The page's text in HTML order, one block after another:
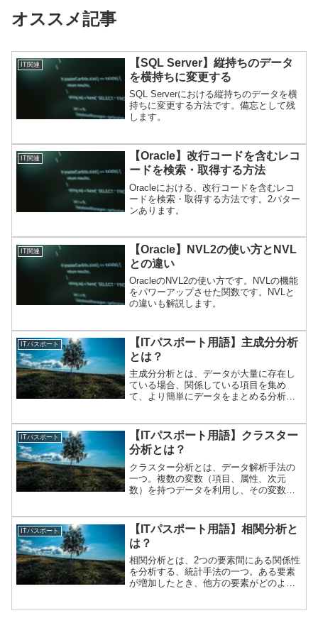
オススメ記事
IT関連
【SQL Server】縦持ちのデータ
を横持ちに変更する
SQL Serverにおける縦持ちのデータを横
持ちに変更する方法です。備忘として残
します。
IT関連
【Oracle】改行コードを含むレコ
ードを検索・取得する方法
Oracleにおける、改行コードを含むレコ
ードを検索・取得する方法です。2パター
ンあります。
IT関連
【Oracle】NVL2の使い方とNVL
との違い
OracleのNVL2の使い方です。NVLの機能
をパワーアップさせた関数です。NVLと
の違いも解説します。
ITパスポート
【ITパスポート用語】主成分分析
とは？
主成分分析とは、データが大量に存在し
ている場合、関係している項目を集め
て、より簡単にデータをまとめる分析手
ITパスポート
【ITパスポート用語】クラスター
分析とは？
クラスター分析とは、データ解析手法の
一つ。複数の変数（項目、属性、次元
数）を持つデータを利用し、その変数間
っている対象の中から、類似したものを
集めてグルーピングする。「...
ITパスポート
【ITパスポート用語】相関分析と
は？
相関分析とは、2つの要素間にある関係性
を分析する、統計手法の一つ。ある要素
が増加したとき、他方の要素がどのよう